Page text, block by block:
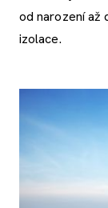
od narození až
izolace.